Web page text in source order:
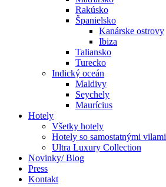
Rakúsko
Španielsko
Kanárske ostrovy
Ibiza
Taliansko
Turecko
Indický oceán
Maldivy
Seychely
Maurícius
Hotely
Všetky hotely
Hotely so samostatnými vilami
Ultra Luxury Collection
Novinky/ Blog
Press
Kontakt